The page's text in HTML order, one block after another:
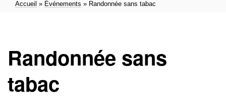
Accueil » Événements » Randonnée sans tabac
Randonnée sans
tabac